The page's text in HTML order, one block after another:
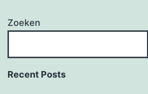
Zoeken
Recent Posts